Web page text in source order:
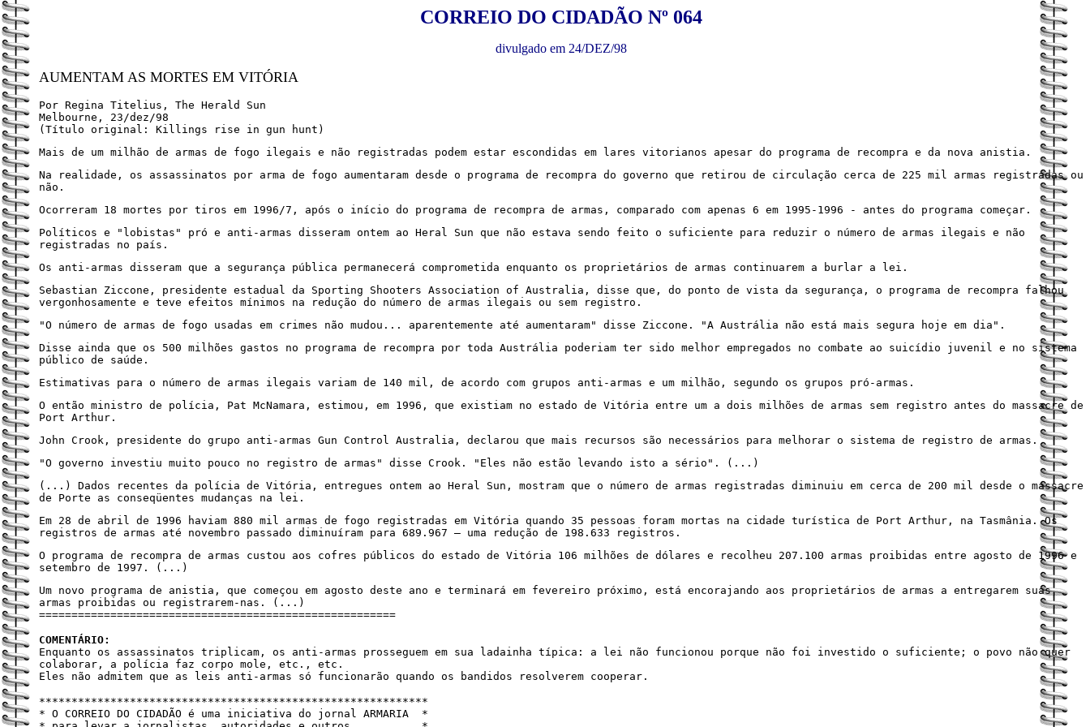
CORREIO DO CIDADÃO Nº 064
divulgado em 24/DEZ/98
AUMENTAM AS MORTES EM VITÓRIA
Por Regina Titelius, The Herald Sun
Melbourne, 23/dez/98
(Título original: Killings rise in gun hunt)
Mais de um milhão de armas de fogo ilegais e não registradas podem estar escondidas em lares vitorianos apesar do programa de recompra e da nova anistia.
Na realidade, os assassinatos por arma de fogo aumentaram desde o programa de recompra do governo que retirou de circulação cerca de 225 mil armas registradas ou
não.
Ocorreram 18 mortes por tiros em 1996/7, após o início do programa de recompra de armas, comparado com apenas 6 em 1995-1996 - antes do programa começar.
Políticos e "lobistas" pró e anti-armas disseram ontem ao Heral Sun que não estava sendo feito o suficiente para reduzir o número de armas ilegais e não
registradas no país.
Os anti-armas disseram que a segurança pública permanecerá comprometida enquanto os proprietários de armas continuarem a burlar a lei.
Sebastian Ziccone, presidente estadual da Sporting Shooters Association of Australia, disse que, do ponto de vista da segurança, o programa de recompra falhou
vergonhosamente e teve efeitos mínimos na redução do número de armas ilegais ou sem registro.
"O número de armas de fogo usadas em crimes não mudou... aparentemente até aumentaram" disse Ziccone. "A Austrália não está mais segura hoje em dia".
Disse ainda que os 500 milhões gastos no programa de recompra por toda Austrália poderiam ter sido melhor empregados no combate ao suicídio juvenil e no sistema
público de saúde.
Estimativas para o número de armas ilegais variam de 140 mil, de acordo com grupos anti-armas e um milhão, segundo os grupos pró-armas.
O então ministro de polícia, Pat McNamara, estimou, em 1996, que existiam no estado de Vitória entre um a dois milhões de armas sem registro antes do massacre de
Port Arthur.
John Crook, presidente do grupo anti-armas Gun Control Australia, declarou que mais recursos são necessários para melhorar o sistema de registro de armas.
"O governo investiu muito pouco no registro de armas" disse Crook. "Eles não estão levando isto a sério". (...)
(...) Dados recentes da polícia de Vitória, entregues ontem ao Heral Sun, mostram que o número de armas registradas diminuiu em cerca de 200 mil desde o massacre
de Porte as conseqüentes mudanças na lei.
Em 28 de abril de 1996 haviam 880 mil armas de fogo registradas em Vitória quando 35 pessoas foram mortas na cidade turística de Port Arthur, na Tasmânia. Os
registros de armas até novembro passado diminuíram para 689.967 – uma redução de 198.633 registros.
O programa de recompra de armas custou aos cofres públicos do estado de Vitória 106 milhões de dólares e recolheu 207.100 armas proibidas entre agosto de 1996 e
setembro de 1997. (...)
Um novo programa de anistia, que começou em agosto deste ano e terminará em fevereiro próximo, está encorajando aos proprietários de armas a entregarem suas
armas proibidas ou registrarem-nas. (...)
=======================================================
COMENTÁRIO:
Enquanto os assassinatos triplicam, os anti-armas prosseguem em sua ladainha típica: a lei não funcionou porque não foi investido o suficiente; o povo não quer
colaborar, a polícia faz corpo mole, etc., etc.
Eles não admitem que as leis anti-armas só funcionarão quando os bandidos resolverem cooperar.
************************************************************
* O CORREIO DO CIDADÃO é uma iniciativa do jornal ARMARIA *